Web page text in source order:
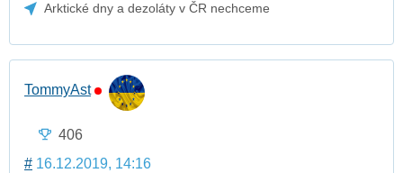
Arktické dny a dezoláty v ČR nechceme
TommyAst
406
# 16.12.2019, 14:16